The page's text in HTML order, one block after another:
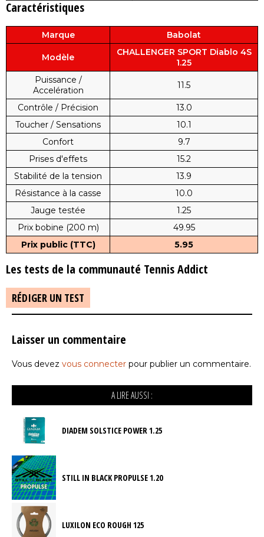
Caractéristiques
Marque Babolat
Modèle
CHALLENGER SPORT Diablo 4S
1.25
Puissance /
Accelération
11.5
Contrôle / Précision
13.0
Toucher / Sensations
10.1
Confort
9.7
Prises d'effets
15.2
Stabilité de la tension
13.9
Résistance à la casse
10.0
Jauge testée
1.25
Prix bobine (200 m)
49.95
Prix public (TTC)
5.95
Les tests de la communauté Tennis Addict
RÉDIGER UN TEST
Laisser un commentaire
Vous devez vous connecter pour publier un commentaire.
A LIRE AUSSI :
DIADEM SOLSTICE POWER 1.25
STILL IN BLACK PROPULSE 1.20
LUXILON ECO ROUGH 125